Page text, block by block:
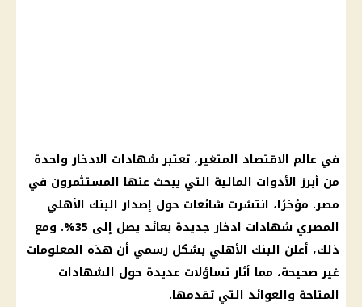
في عالم الاقتصاد المتغير، تعتبر شهادات الادخار واحدة
من أبرز الأدوات المالية التي يبحث عنها المستثمرون في
مصر. مؤخرًا، انتشرت شائعات حول إصدار البنك الأهلي
المصري شهادات ادخار جديدة بعائد يصل إلى 35%. ومع
ذلك، أعلن البنك الأهلي بشكل رسمي أن هذه المعلومات
غير صحيحة، مما أثار تساؤلات عديدة حول الشهادات
المتاحة والعوائد التي تقدمها.